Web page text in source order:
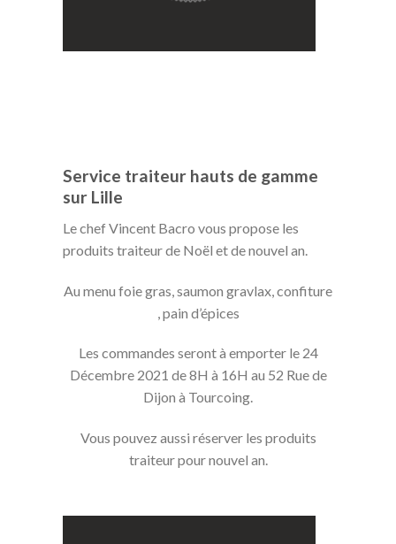
Service traiteur hauts de gamme
sur Lille
Le chef Vincent Bacro vous propose les
produits traiteur de Noël et de nouvel an.
Au menu foie gras, saumon gravlax, confiture
, pain d’épices
Les commandes seront à emporter le 24
Décembre 2021 de 8H à 16H au 52 Rue de
Dijon à Tourcoing.
Vous pouvez aussi réserver les produits
traiteur pour nouvel an.